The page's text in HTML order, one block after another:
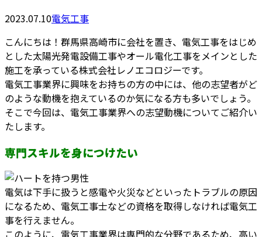
2023.07.10電気工事
こんにちは！群馬県高崎市に会社を置き、電気工事をはじめ
とした太陽光発電設備工事やオール電化工事をメインとした
施工を承っている株式会社レノエコロジーです。
電気工事業界に興味をお持ちの方の中には、他の志望者がど
のような動機を抱えているのか気になる方も多いでしょう。
そこで今回は、電気工事業界への志望動機についてご紹介い
たします。
専門スキルを身につけたい
電気は下手に扱うと感電や火災などといったトラブルの原因
になるため、電気工事士などの資格を取得しなければ電気工
事を行えません。